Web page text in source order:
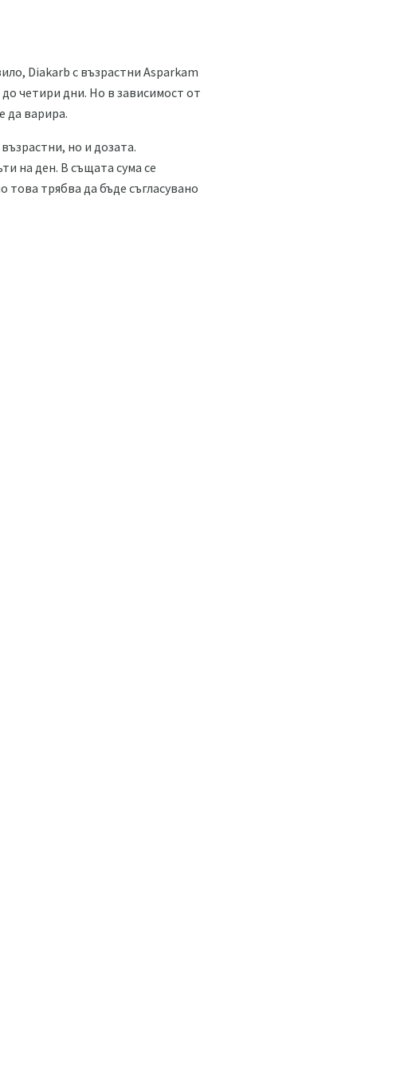
Diakarb с възрастни Asparkam
четири дни. Но в зависимост от
да варира.
но и дозата.
на ден. В същата сума се
това трябва да бъде съгласувано